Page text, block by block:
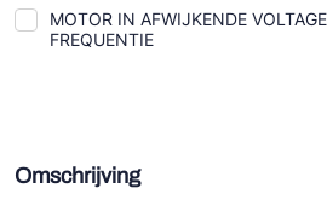
MOTOR IN AFWIJKENDE
FREQUENTIE
Omschrijving